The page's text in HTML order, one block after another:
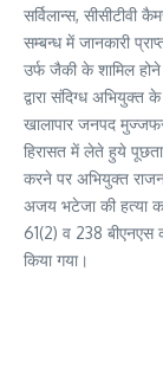
सर्विलान्स, सीसीटीवी
सम्बन्ध में जानकारी
उर्फ जैकी के शामिल
द्वारा संदिग्ध
खालापार जनपद
हिरासत में लेते हुये
करने पर अभियुक्त
अजय भटेजा की हत्या
61(2) व 238 बीएनएस
किया गया।